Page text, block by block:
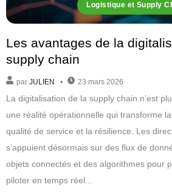
Logistique et Supply
Les avantages de la
supply chain
parJULIEN 23 mars 2026
La digitalisation de la supply chain n’est
une réalité opérationnelle qui transforme
qualité de service et la résilience. Les
s’appuient désormais sur des flux de
objets connectés et des algorithmes pour
piloter en temps réel...